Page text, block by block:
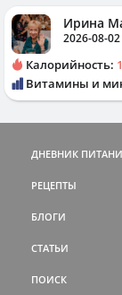
Ирина
2026-08-02
Калорийность:
Витамины и
ДНЕВНИК
РЕЦЕПТЫ
БЛОГИ
СТАТЬИ
ПОИСК